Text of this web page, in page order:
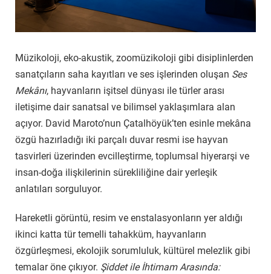
Müzikoloji, eko-akustik, zoomüzikoloji gibi disiplinlerden
sanatçıların saha kayıtları ve ses işlerinden oluşan Ses
Mekânı, hayvanların işitsel dünyası ile türler arası
iletişime dair sanatsal ve bilimsel yaklaşımlara alan
açıyor. David Maroto’nun Çatalhöyük’ten esinle mekâna
özgü hazırladığı iki parçalı duvar resmi ise hayvan
tasvirleri üzerinden evcilleştirme, toplumsal hiyerarşi ve
insan-doğa ilişkilerinin sürekliliğine dair yerleşik
anlatıları sorguluyor.
Hareketli görüntü, resim ve enstalasyonların yer aldığı
ikinci katta tür temelli tahakküm, hayvanların
özgürleşmesi, ekolojik sorumluluk, kültürel melezlik gibi
temalar öne çıkıyor. Şiddet ile İhtimam Arasında: